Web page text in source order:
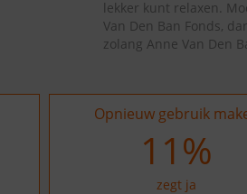
lekker kunt relaxen.
Van Den Ban Fonds,
zolang Anne Van Den
Opnieuw gebruik
17%
zegt ja